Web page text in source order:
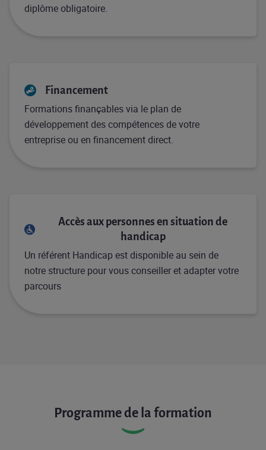
diplôme obligatoire.
Financement
Formations finançables via le plan de
développement des compétences de votre
entreprise ou en financement direct.
Accès aux personnes en situation de
handicap
Un référent Handicap est disponible au sein de
notre structure pour vous conseiller et adapter votre
parcours
Programme de la formation